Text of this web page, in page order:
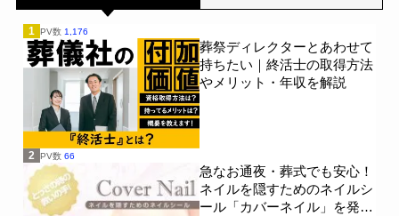
1 PV数 1,176
葬祭ディレクターとあわせて
持ちたい｜終活士の取得方法
やメリット・年収を解説
2 PV数 66
急なお通夜・葬式でも安心！
ネイルを隠すためのネイルシ
ール「カバーネイル」を発売